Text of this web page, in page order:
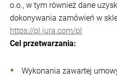
o.o., w tym również dane
dokonywania zamówień w
https://pl.jura.com/pl
Cel przetwarzania:
Wykonania zawartej